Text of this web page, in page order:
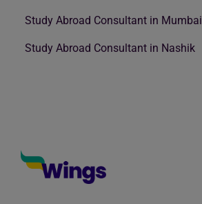
Study Abroad Consultant in Mumbai
Study Abroad Consultant in Nashik